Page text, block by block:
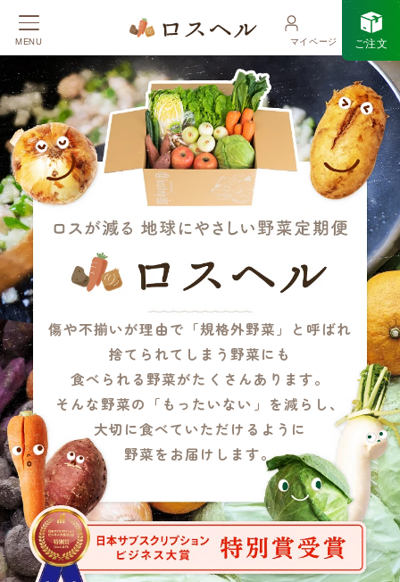
MENU マイページ ご注文
傷や不揃いが理由で「規格外野菜」と呼ばれ
捨てられてしまう野菜にも
食べられる野菜がたくさんあります。
そんな野菜の「もったいない」を減らし、
大切に食べていただけるように
野菜をお届けします。